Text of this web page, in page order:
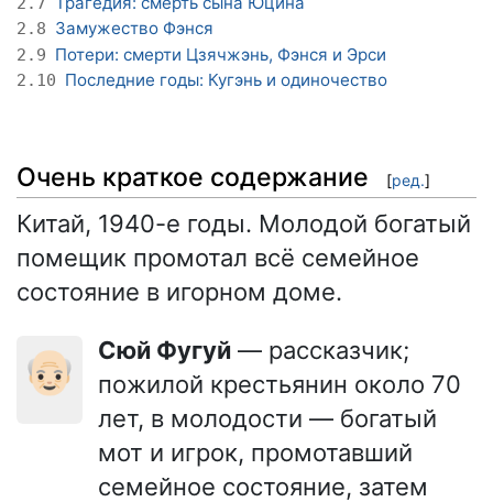
2.8 Замужество Фэнся
2.9 Потери: смерти Цзячжэнь, Фэнся и Эрси
2.10 Последние годы: Кугэнь и одиночество
Очень краткое содержание [ред.]
Китай, 1940-е годы. Молодой богатый
помещик промотал всё семейное
состояние в игорном доме.
👴🏻 Сюй Фугуй — рассказчик;
пожилой крестьянин около 70
лет, в молодости — богатый
мот и игрок, промотавший
семейное состояние, затем